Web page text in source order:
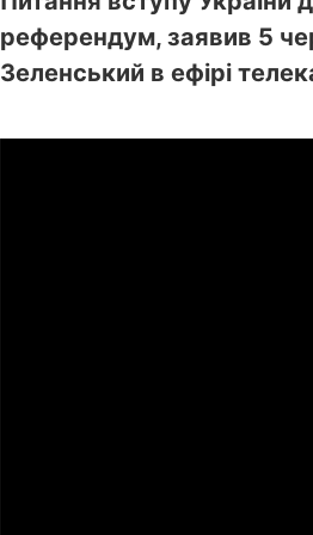
референдум, заявив 5
Зеленський в ефірі